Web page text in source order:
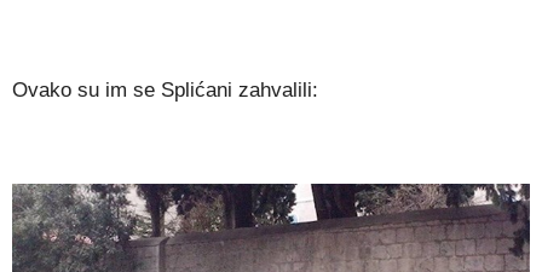
Ovako su im se Splićani zahvalili: